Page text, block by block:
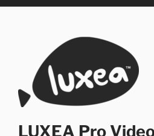
LUXEA Pro